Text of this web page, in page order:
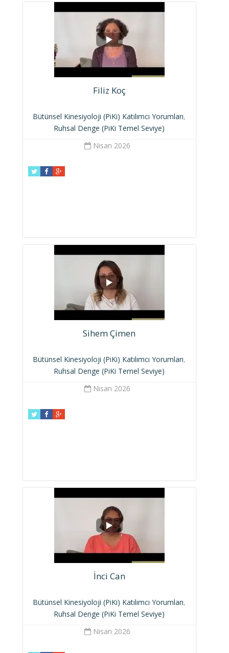
Filiz Koç
Bütünsel Kinesiyoloji (PiKi) Katılımcı Yorumları,
Ruhsal Denge (PiKi Temel Seviye)
Nisan 2026
Sihem Çimen
Bütünsel Kinesiyoloji (PiKi) Katılımcı Yorumları,
Ruhsal Denge (PiKi Temel Seviye)
Nisan 2026
İnci Can
Bütünsel Kinesiyoloji (PiKi) Katılımcı Yorumları,
Ruhsal Denge (PiKi Temel Seviye)
Nisan 2026